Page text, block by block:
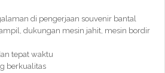
di pengerjaan souvenir bantal
dukungan mesin jahit, mesin bordir
tepat waktu
berkualitas